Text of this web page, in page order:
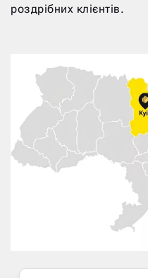
роздрібних клієнтів.